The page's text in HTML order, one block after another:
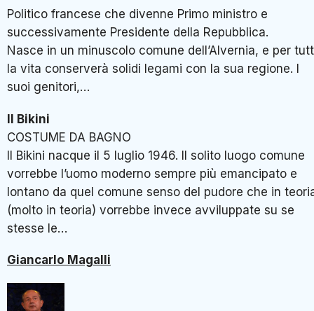
Politico francese che divenne Primo ministro e
successivamente Presidente della Repubblica.
Nasce in un minuscolo comune dell’Alvernia, e per
la vita conserverà solidi legami con la sua regione. I
suoi genitori,…
Il Bikini
COSTUME DA BAGNO
Il Bikini nacque il 5 luglio 1946. Il solito luogo comune
vorrebbe l’uomo moderno sempre più emancipato e
lontano da quel comune senso del pudore che in
(molto in teoria) vorrebbe invece avviluppate su se
stesse le…
Giancarlo Magalli